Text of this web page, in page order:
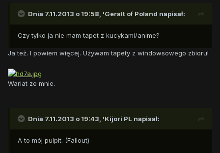
Dnia 7.11.2013 o 19:58, 'Geralt of Poland napisał:
Czy tylko ja nie mam tapet z kucykami/anime?
Ja też. I powiem więcej. Używam tapety z windowsowego zbioru!
Wariat ze mnie.
Dnia 7.11.2013 o 19:43, 'Kijori PL napisał:
A to mój pulpit. (Fallout)